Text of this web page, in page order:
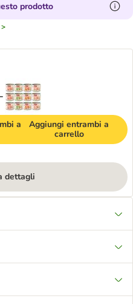
prodotto
a
Aggiungi entrambi a
carrello
dettagli